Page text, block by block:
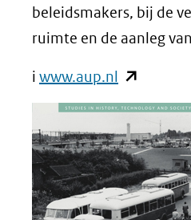
beleidsmakers, bij de
ruimte en de aanleg
i www.aup.nl (opent
in
nieuw
venster)
(verwijst
naar